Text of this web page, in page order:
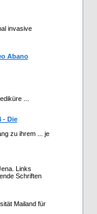
invasive
Abano
...
- Die
zu ihrem ... je
Links
Schriften
Mailand für